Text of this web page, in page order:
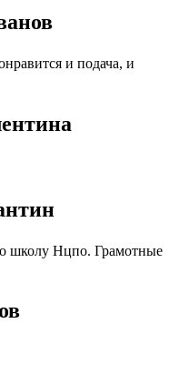
и подача, и
школу Нцпо. Грамотные